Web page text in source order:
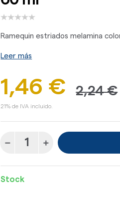
Ramequin estriados melamina
Leer más
1,46 € 2,24 €
21% de IVA incluido.
Stock